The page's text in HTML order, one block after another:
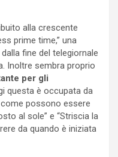
alla crescente
prime time,” una
fine del telegiornale
Inoltre sembra proprio
per gli
questa è occupata da
possono essere
al sole” e “Striscia la
da quando è iniziata